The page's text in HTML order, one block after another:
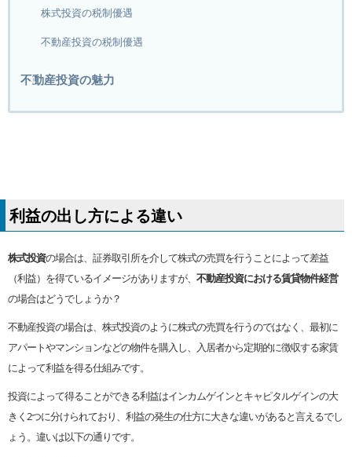
株式投資の税制優遇
不動産投資の税制優遇
不動産投資の魅力
利益の出し方による違い
株式投資の場合は、証券取引所を介して株式の売買を行うことによって差益
（利益）を得ているイメージがありますが、 不動産投資における賃貸物件経営
の場合はどうでしょうか？
不動産投資の場合は、株式投資のように株式の売買を行うのではなく、最初に
アパートやマンションなどの物件を購入し、入居者から定期的に徴収する家賃
によって利益を得る仕組みです。
投資によって得ることができる利益はインカムゲインとキャピタルゲインの大
きく2つに分けられており、利益の発生の仕方に大きな違いがあると言えるでし
ょう。違いは以下の通りです。